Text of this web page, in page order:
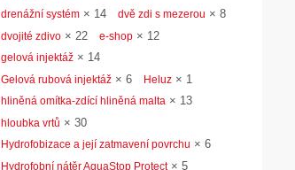
drenážní systém × 14 dvě zdi s mezerou × 8
dvojité zdivo × 22 e-shop × 12
gelová injektáž × 14
Gelová rubová injektáž × 6 Heluz × 1
hliněná omítka-zdící hliněná malta × 13
hloubka vrtů × 30
Hydrofobizace a její zatmavení povrchu × 6
Hydrofobní nátěr AquaStop Protect× 5